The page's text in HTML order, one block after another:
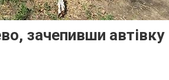
зачепивши автівку